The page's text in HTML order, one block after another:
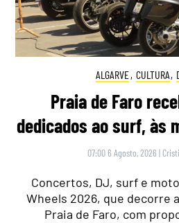
ALGARVE, CULTURA,
Praia de Faro
dedicados ao surf, às
07:00 6 Agosto, 2026 |
Concertos, DJ, surf e
Wheels 2026, que decorre
Praia de Faro, com